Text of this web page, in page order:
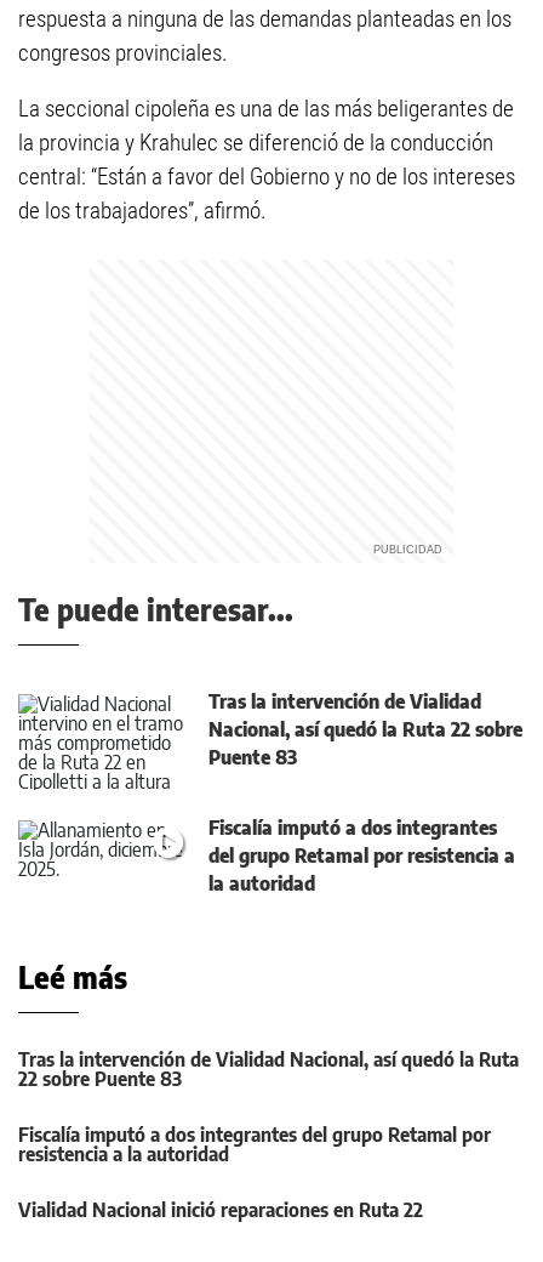
respuesta a ninguna de las demandas planteadas en los
congresos provinciales.
La seccional cipoleña es una de las más beligerantes de
la provincia y Krahulec se diferenció de la conducción
central: “Están a favor del Gobierno y no de los intereses
de los trabajadores”, afirmó.
Te puede interesar...
Tras la intervención de Vialidad
Nacional, así quedó la Ruta 22 sobre
Puente 83
Fiscalía imputó a dos integrantes
del grupo Retamal por resistencia a
la autoridad
Leé más
Tras la intervención de Vialidad Nacional, así quedó la Ruta
22 sobre Puente 83
Fiscalía imputó a dos integrantes del grupo Retamal por
resistencia a la autoridad
Vialidad Nacional inició reparaciones en Ruta 22